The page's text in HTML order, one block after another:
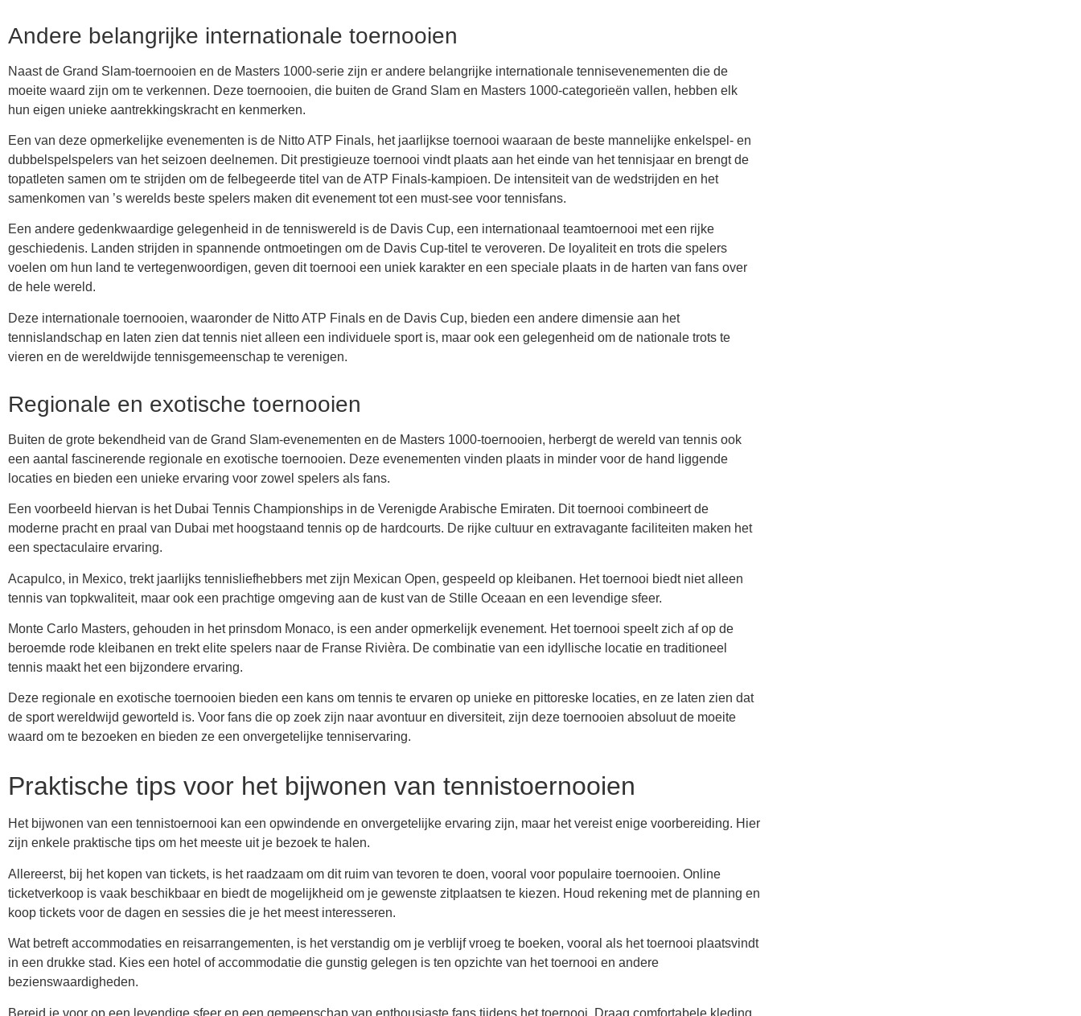
Andere belangrijke internationale toernooien
Naast de Grand Slam-toernooien en de Masters 1000-serie zijn er andere belangrijke internationale tennisevenementen die de
moeite waard zijn om te verkennen. Deze toernooien, die buiten de Grand Slam en Masters 1000-categorieën vallen, hebben elk
hun eigen unieke aantrekkingskracht en kenmerken.
Een van deze opmerkelijke evenementen is de Nitto ATP Finals, het jaarlijkse toernooi waaraan de beste mannelijke enkelspel- en
dubbelspelspelers van het seizoen deelnemen. Dit prestigieuze toernooi vindt plaats aan het einde van het tennisjaar en brengt de
topatleten samen om te strijden om de felbegeerde titel van de ATP Finals-kampioen. De intensiteit van de wedstrijden en het
samenkomen van ’s werelds beste spelers maken dit evenement tot een must-see voor tennisfans.
Een andere gedenkwaardige gelegenheid in de tenniswereld is de Davis Cup, een internationaal teamtoernooi met een rijke
geschiedenis. Landen strijden in spannende ontmoetingen om de Davis Cup-titel te veroveren. De loyaliteit en trots die spelers
voelen om hun land te vertegenwoordigen, geven dit toernooi een uniek karakter en een speciale plaats in de harten van fans over
de hele wereld.
Deze internationale toernooien, waaronder de Nitto ATP Finals en de Davis Cup, bieden een andere dimensie aan het
tennislandschap en laten zien dat tennis niet alleen een individuele sport is, maar ook een gelegenheid om de nationale trots te
vieren en de wereldwijde tennisgemeenschap te verenigen.
Regionale en exotische toernooien
Buiten de grote bekendheid van de Grand Slam-evenementen en de Masters 1000-toernooien, herbergt de wereld van tennis ook
een aantal fascinerende regionale en exotische toernooien. Deze evenementen vinden plaats in minder voor de hand liggende
locaties en bieden een unieke ervaring voor zowel spelers als fans.
Een voorbeeld hiervan is het Dubai Tennis Championships in de Verenigde Arabische Emiraten. Dit toernooi combineert de
moderne pracht en praal van Dubai met hoogstaand tennis op de hardcourts. De rijke cultuur en extravagante faciliteiten maken het
een spectaculaire ervaring.
Acapulco, in Mexico, trekt jaarlijks tennisliefhebbers met zijn Mexican Open, gespeeld op kleibanen. Het toernooi biedt niet alleen
tennis van topkwaliteit, maar ook een prachtige omgeving aan de kust van de Stille Oceaan en een levendige sfeer.
Monte Carlo Masters, gehouden in het prinsdom Monaco, is een ander opmerkelijk evenement. Het toernooi speelt zich af op de
beroemde rode kleibanen en trekt elite spelers naar de Franse Rivièra. De combinatie van een idyllische locatie en traditioneel
tennis maakt het een bijzondere ervaring.
Deze regionale en exotische toernooien bieden een kans om tennis te ervaren op unieke en pittoreske locaties, en ze laten zien dat
de sport wereldwijd geworteld is. Voor fans die op zoek zijn naar avontuur en diversiteit, zijn deze toernooien absoluut de moeite
waard om te bezoeken en bieden ze een onvergetelijke tenniservaring.
Praktische tips voor het bijwonen van tennistoernooien
Het bijwonen van een tennistoernooi kan een opwindende en onvergetelijke ervaring zijn, maar het vereist enige voorbereiding. Hier
zijn enkele praktische tips om het meeste uit je bezoek te halen.
Allereerst, bij het kopen van tickets, is het raadzaam om dit ruim van tevoren te doen, vooral voor populaire toernooien. Online
ticketverkoop is vaak beschikbaar en biedt de mogelijkheid om je gewenste zitplaatsen te kiezen. Houd rekening met de planning en
koop tickets voor de dagen en sessies die je het meest interesseren.
Wat betreft accommodaties en reisarrangementen, is het verstandig om je verblijf vroeg te boeken, vooral als het toernooi plaatsvindt
in een drukke stad. Kies een hotel of accommodatie die gunstig gelegen is ten opzichte van het toernooi en andere
bezienswaardigheden.
Bereid je voor op een levendige sfeer en een gemeenschap van enthousiaste fans tijdens het toernooi. Draag comfortabele kleding